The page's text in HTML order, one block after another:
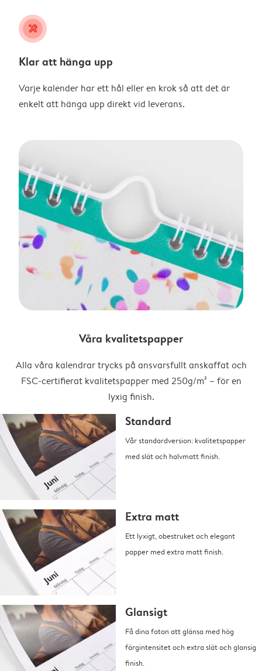
tools
Klar att hänga upp
Varje kalender har ett hål eller en krok så att det är
enkelt att hänga upp direkt vid leverans.
Våra kvalitetspapper
Alla våra kalendrar trycks på ansvarsfullt anskaffat och
FSC-certifierat kvalitetspapper med 250g/m² – för en
lyxig finish.
Standard
Vår standardversion: kvalitetspapper
med slät och halvmatt finish.
Extra matt
Ett lyxigt, obestruket och elegant
papper med extra matt finish.
Glansigt
Få dina foton att glänsa med hög
färgintensitet och extra slät och glansig
finish.